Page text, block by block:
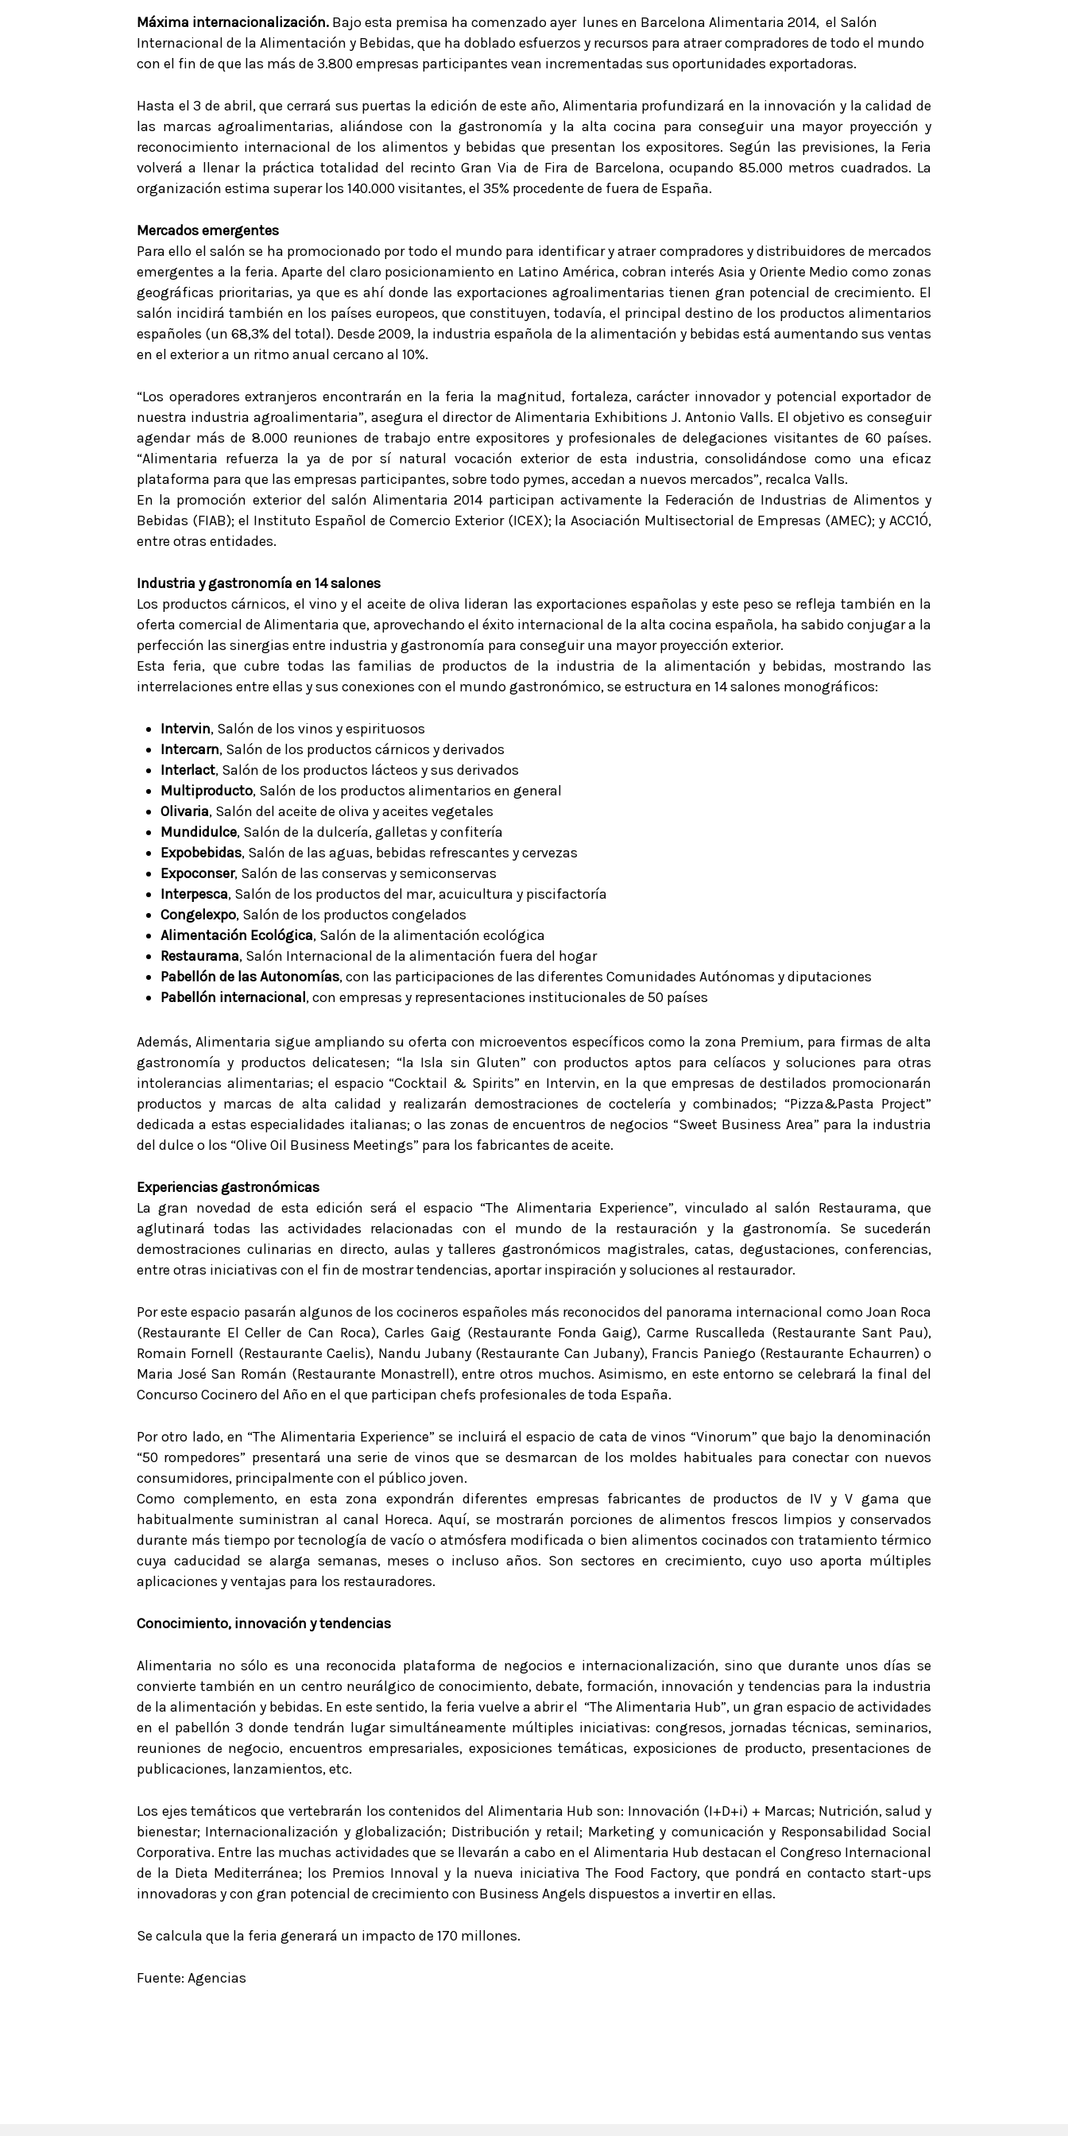
Máxima internacionalización. Bajo esta premisa ha comenzado ayer lunes en Barcelona Alimentaria 2014, el Salón
Internacional de la Alimentación y Bebidas, que ha doblado esfuerzos y recursos para atraer compradores de todo el mundo
con el fin de que las más de 3.800 empresas participantes vean incrementadas sus oportunidades exportadoras.
Hasta el 3 de abril, que cerrará sus puertas la edición de este año, Alimentaria profundizará en la innovación y la calidad de
las marcas agroalimentarias, aliándose con la gastronomía y la alta cocina para conseguir una mayor proyección y
reconocimiento internacional de los alimentos y bebidas que presentan los expositores. Según las previsiones, la Feria
volverá a llenar la práctica totalidad del recinto Gran Via de Fira de Barcelona, ocupando 85.000 metros cuadrados. La
organización estima superar los 140.000 visitantes, el 35% procedente de fuera de España.
Mercados emergentes
Para ello el salón se ha promocionado por todo el mundo para identificar y atraer compradores y distribuidores de mercados
emergentes a la feria. Aparte del claro posicionamiento en Latino América, cobran interés Asia y Oriente Medio como zonas
geográficas prioritarias, ya que es ahí donde las exportaciones agroalimentarias tienen gran potencial de crecimiento. El
salón incidirá también en los países europeos, que constituyen, todavía, el principal destino de los productos alimentarios
españoles (un 68,3% del total). Desde 2009, la industria española de la alimentación y bebidas está aumentando sus ventas
en el exterior a un ritmo anual cercano al 10%.
“Los operadores extranjeros encontrarán en la feria la magnitud, fortaleza, carácter innovador y potencial exportador de
nuestra industria agroalimentaria”, asegura el director de Alimentaria Exhibitions J. Antonio Valls. El objetivo es conseguir
agendar más de 8.000 reuniones de trabajo entre expositores y profesionales de delegaciones visitantes de 60 países.
“Alimentaria refuerza la ya de por sí natural vocación exterior de esta industria, consolidándose como una eficaz
plataforma para que las empresas participantes, sobre todo pymes, accedan a nuevos mercados”, recalca Valls.
En la promoción exterior del salón Alimentaria 2014 participan activamente la Federación de Industrias de Alimentos y
Bebidas (FIAB); el Instituto Español de Comercio Exterior (ICEX); la Asociación Multisectorial de Empresas (AMEC); y ACC1Ó,
entre otras entidades.
Industria y gastronomía en 14 salones
Los productos cárnicos, el vino y el aceite de oliva lideran las exportaciones españolas y este peso se refleja también en la
oferta comercial de Alimentaria que, aprovechando el éxito internacional de la alta cocina española, ha sabido conjugar a la
perfección las sinergias entre industria y gastronomía para conseguir una mayor proyección exterior.
Esta feria, que cubre todas las familias de productos de la industria de la alimentación y bebidas, mostrando las
interrelaciones entre ellas y sus conexiones con el mundo gastronómico, se estructura en 14 salones monográficos:
Intervin, Salón de los vinos y espirituosos
Intercarn, Salón de los productos cárnicos y derivados
Interlact, Salón de los productos lácteos y sus derivados
Multiproducto, Salón de los productos alimentarios en general
Olivaria, Salón del aceite de oliva y aceites vegetales
Mundidulce, Salón de la dulcería, galletas y confitería
Expobebidas, Salón de las aguas, bebidas refrescantes y cervezas
Expoconser, Salón de las conservas y semiconservas
Interpesca, Salón de los productos del mar, acuicultura y piscifactoría
Congelexpo, Salón de los productos congelados
Alimentación Ecológica, Salón de la alimentación ecológica
Restaurama, Salón Internacional de la alimentación fuera del hogar
Pabellón de las Autonomías, con las participaciones de las diferentes Comunidades Autónomas y diputaciones
Pabellón internacional, con empresas y representaciones institucionales de 50 países
Además, Alimentaria sigue ampliando su oferta con microeventos específicos como la zona Premium, para firmas de alta
gastronomía y productos delicatesen; “la Isla sin Gluten” con productos aptos para celíacos y soluciones para otras
intolerancias alimentarias; el espacio “Cocktail & Spirits” en Intervin, en la que empresas de destilados promocionarán
productos y marcas de alta calidad y realizarán demostraciones de coctelería y combinados; “Pizza&Pasta Project”
dedicada a estas especialidades italianas; o las zonas de encuentros de negocios “Sweet Business Area” para la industria
del dulce o los “Olive Oil Business Meetings” para los fabricantes de aceite.
Experiencias gastronómicas
La gran novedad de esta edición será el espacio “The Alimentaria Experience”, vinculado al salón Restaurama, que
aglutinará todas las actividades relacionadas con el mundo de la restauración y la gastronomía. Se sucederán
demostraciones culinarias en directo, aulas y talleres gastronómicos magistrales, catas, degustaciones, conferencias,
entre otras iniciativas con el fin de mostrar tendencias, aportar inspiración y soluciones al restaurador.
Por este espacio pasarán algunos de los cocineros españoles más reconocidos del panorama internacional como Joan Roca
(Restaurante El Celler de Can Roca), Carles Gaig (Restaurante Fonda Gaig), Carme Ruscalleda (Restaurante Sant Pau),
Romain Fornell (Restaurante Caelis), Nandu Jubany (Restaurante Can Jubany), Francis Paniego (Restaurante Echaurren) o
Maria José San Román (Restaurante Monastrell), entre otros muchos. Asimismo, en este entorno se celebrará la final del
Concurso Cocinero del Año en el que participan chefs profesionales de toda España.
Por otro lado, en “The Alimentaria Experience” se incluirá el espacio de cata de vinos “Vinorum” que bajo la denominación
“50 rompedores” presentará una serie de vinos que se desmarcan de los moldes habituales para conectar con nuevos
consumidores, principalmente con el público joven.
Como complemento, en esta zona expondrán diferentes empresas fabricantes de productos de IV y V gama que
habitualmente suministran al canal Horeca. Aquí, se mostrarán porciones de alimentos frescos limpios y conservados
durante más tiempo por tecnología de vacío o atmósfera modificada o bien alimentos cocinados con tratamiento térmico
cuya caducidad se alarga semanas, meses o incluso años. Son sectores en crecimiento, cuyo uso aporta múltiples
aplicaciones y ventajas para los restauradores.
Conocimiento, innovación y tendencias
Alimentaria no sólo es una reconocida plataforma de negocios e internacionalización, sino que durante unos días se
convierte también en un centro neurálgico de conocimiento, debate, formación, innovación y tendencias para la industria
de la alimentación y bebidas. En este sentido, la feria vuelve a abrir el “The Alimentaria Hub”, un gran espacio de actividades
en el pabellón 3 donde tendrán lugar simultáneamente múltiples iniciativas: congresos, jornadas técnicas, seminarios,
reuniones de negocio, encuentros empresariales, exposiciones temáticas, exposiciones de producto, presentaciones de
publicaciones, lanzamientos, etc.
Los ejes temáticos que vertebrarán los contenidos del Alimentaria Hub son: Innovación (I+D+i) + Marcas; Nutrición, salud y
bienestar; Internacionalización y globalización; Distribución y retail; Marketing y comunicación y Responsabilidad Social
Corporativa. Entre las muchas actividades que se llevarán a cabo en el Alimentaria Hub destacan el Congreso Internacional
de la Dieta Mediterránea; los Premios Innoval y la nueva iniciativa The Food Factory, que pondrá en contacto start-ups
innovadoras y con gran potencial de crecimiento con Business Angels dispuestos a invertir en ellas.
Se calcula que la feria generará un impacto de 170 millones.
Fuente: Agencias